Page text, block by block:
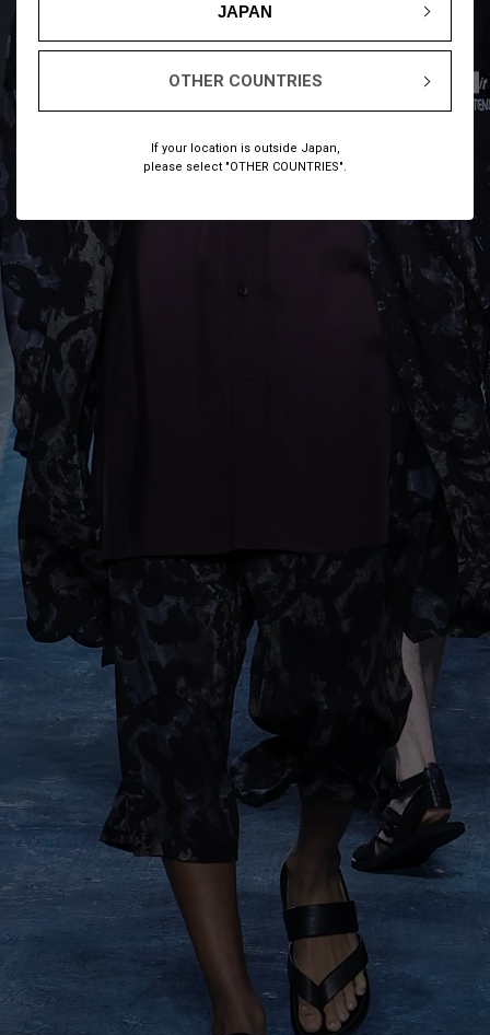
JAPAN
OTHER COUNTRIES
If your location is outside Japan,
please select "OTHER COUNTRIES".